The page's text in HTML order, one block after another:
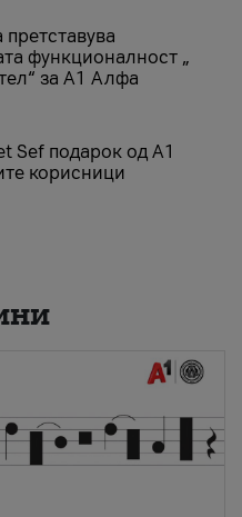
претставува
функционалност „
за А1 Алфа
Sеf подарок од А1
корисници